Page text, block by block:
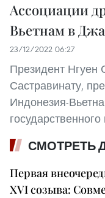
Ассоциации
Вьетнам в
23/12/2022 06:27
Президент Нгуен
Састравинату,
Индонезия-
СМОТРЕТЬ
Первая
XVI созыва: